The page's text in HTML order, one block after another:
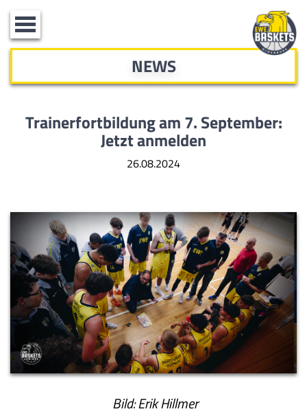
Toggle
navigation
NEWS
Trainerfortbildung am 7. September:
Jetzt anmelden
26.08.2024
Bild: Erik Hillmer